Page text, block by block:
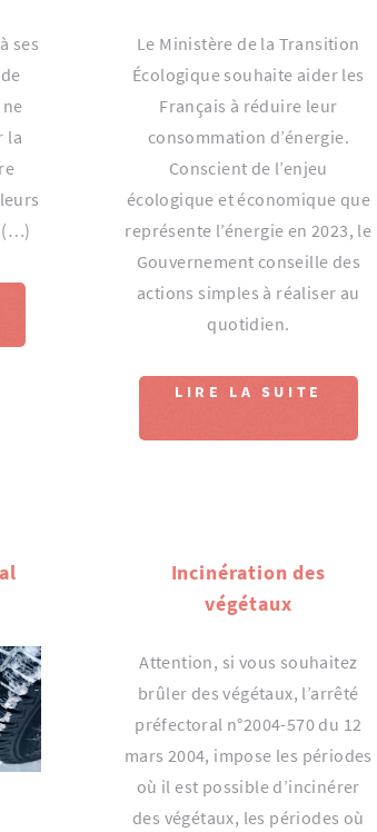
ses
la
(…)
Le Ministère de la Transition
Écologique souhaite aider les
Français à réduire leur
consommation d’énergie.
Conscient de l’enjeu
écologique et économique que
représente l’énergie en 2023, le
Gouvernement conseille des
actions simples à réaliser au
quotidien.
LIRE LA SUITE
Incinération des
végétaux
Attention, si vous souhaitez
brûler des végétaux, l’arrêté
préfectoral n°2004-570 du 12
mars 2004, impose les périodes
où il est possible d’incinérer
des végétaux, les périodes où